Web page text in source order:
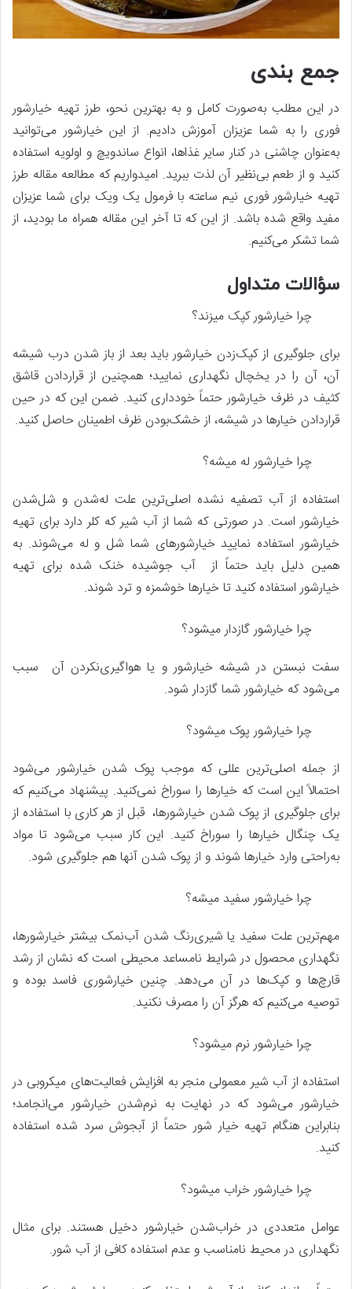
جمع بندی
در این مطلب به‌صورت کامل و به بهترین نحو، طرز تهیه خیارشور
فوری را به شما عزیزان آموزش دادیم. از این خیارشور می‌توانید
به‌عنوان چاشنی در کنار سایر غذاها، انواع ساندویچ و اولویه استفاده
کنید و از طعم بی‌نظیر آن لذت ببرید. امیدواریم که مطالعه مقاله طرز
تهیه خیارشور فوری نیم ساعته با فرمول یک ویک برای شما عزیزان
مفید واقع شده باشد. از این که تا آخر این مقاله همراه ما بودید، از
شما تشکر می‌کنیم.
سؤالات متداول
چرا خیارشور کپک میزند؟
برای جلوگیری از کپک‌زدن خیارشور باید بعد از باز شدن درب شیشه
آن، آن را در یخچال نگهداری نمایید؛ همچنین از قراردادن قاشق
کثیف در ظرف خیارشور حتماً خودداری کنید. ضمن این که در حین
قراردادن خیارها در شیشه، از خشک‌بودن ظرف اطمینان حاصل کنید.
چرا خیارشور له میشه؟
استفاده از آب تصفیه نشده اصلی‌ترین علت له‌شدن و شل‌شدن
خیارشور است. در صورتی که شما از آب شیر که کلر دارد برای تهیه
خیارشور استفاده نمایید خیارشورهای شما شل و له می‌شوند. به
همین دلیل باید حتماً از آب جوشیده خنک شده برای تهیه
خیارشور استفاده کنید تا خیارها خوشمزه و ترد شوند.
چرا خیارشور گازدار میشود؟
سفت نبستن در شیشه خیارشور و یا هواگیری‌نکردن آن سبب
می‌شود که خیارشور شما گازدار شود.
چرا خیارشور پوک میشود؟
از جمله اصلی‌ترین عللی که موجب پوک شدن خیارشور می‌شود
احتمالاً این است که خیارها را سوراخ نمی‌کنید. پیشنهاد می‌کنیم که
برای جلوگیری از پوک شدن خیارشورها، قبل از هر کاری با استفاده از
یک چنگال خیارها را سوراخ کنید. این کار سبب می‌شود تا مواد
به‌راحتی وارد خیارها شوند و از پوک شدن آنها هم جلوگیری شود.
چرا خیارشور سفید میشه؟
مهم‌ترین علت سفید یا شیری‌رنگ شدن آب‌نمک بیشتر خیارشورها،
نگهداری محصول در شرایط نامساعد محیطی است که نشان از رشد
قارچ‌ها و کپک‌ها در آن می‌دهد. چنین خیارشوری فاسد بوده و
توصیه می‌کنیم که هرگز آن را مصرف نکنید.
چرا خیارشور نرم میشود؟
استفاده از آب شیر معمولی منجر به افزایش فعالیت‌های میکروبی در
خیارشور می‌شود که در نهایت به نرم‌شدن خیارشور می‌انجامد؛
بنابراین هنگام تهیه خیار شور حتماً از آبجوش سرد شده استفاده
کنید.
چرا خیارشور خراب میشود؟
عوامل متعددی در خراب‌شدن خیارشور دخیل هستند. برای مثال
نگهداری در محیط نامناسب و عدم استفاده کافی از آب شور.